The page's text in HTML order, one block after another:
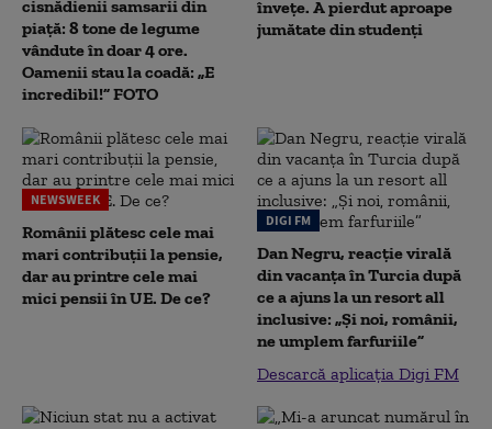
cisnădienii samsarii din
piață: 8 tone de legume
vândute în doar 4 ore.
Oamenii stau la coadă: „E
incredibil!” FOTO
înveţe. A pierdut aproape
jumătate din studenţi
NEWSWEEK
Românii plătesc cele mai
mari contribuții la pensie,
dar au printre cele mai
mici pensii în UE. De ce?
DIGI FM
Dan Negru, reacție virală
din vacanța în Turcia după
ce a ajuns la un resort all
inclusive: „Și noi, românii,
ne umplem farfuriile”
Descarcă aplicația Digi FM